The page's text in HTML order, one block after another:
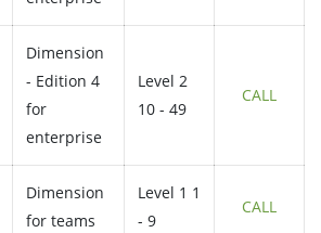
Dimension
- Edition 4
for
enterprise
Level 2
10 - 49
CALL
Dimension
for teams
Level 1 1
- 9
CALL